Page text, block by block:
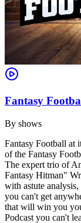
Fantasy
By shows
Fantasy Football at
of the Fantasy
The expert trio of
Fantasy Hitman"
with astute
you can't get
that will win you
Podcast you can't